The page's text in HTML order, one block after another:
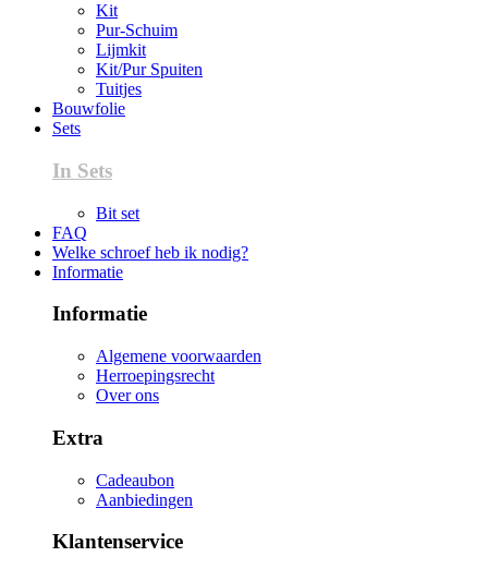
Kit
Pur-Schuim
Lijmkit
Kit/Pur Spuiten
Tuitjes
Bouwfolie
Sets
In Sets
Bit set
FAQ
Welke schroef heb ik nodig?
Informatie
Informatie
Algemene voorwaarden
Herroepingsrecht
Over ons
Extra
Cadeaubon
Aanbiedingen
Klantenservice